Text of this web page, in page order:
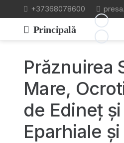
+37368078600
Principală
Prăznuirea
Mare,
de Edineț
Eparhiale